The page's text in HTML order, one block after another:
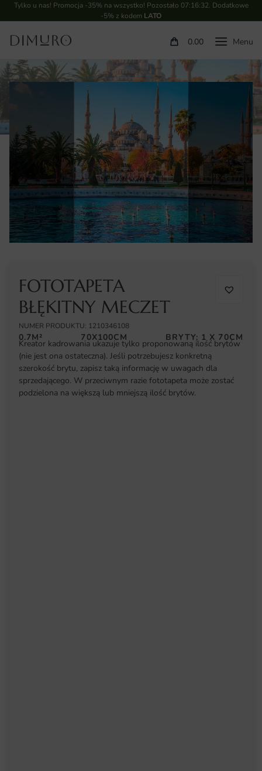
Tylko u nas! Promocja -35% na wszystko! Pozostało 07:16:32. Dodatkowe
-5% z kodem LATO
0.00
FOTOTAPETA
BŁĘKITNY MECZET
NUMER PRODUKTU: 1210346108
0.7M² 70X100CM BRYTY: 1 X 70CM
Kreator kadrowania ukazuje tylko proponowaną ilość brytów
(nie jest ona ostateczna). Jeśli potrzebujesz konkretną
szerokość brytu, zapisz taką informację w uwagach dla
sprzedającego. W przeciwnym razie fototapeta może zostać
podzielona na większą lub mniejszą ilość brytów.